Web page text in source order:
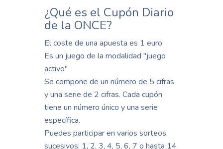
¿Qué es el Cupón Diario
de la ONCE?
El coste de una apuesta es 1 euro.
Es un juego de la modalidad "juego
activo"
Se compone de un número de 5 cifras
y una serie de 2 cifras. Cada cupón
tiene un número único y una serie
específica.
Puedes participar en varios sorteos
sucesivos: 1, 2, 3, 4, 5, 6, 7 o hasta 14